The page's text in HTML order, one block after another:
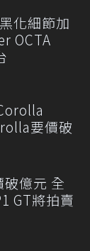
化細節加
OCTA
要價破
億元 全
GT將拍賣